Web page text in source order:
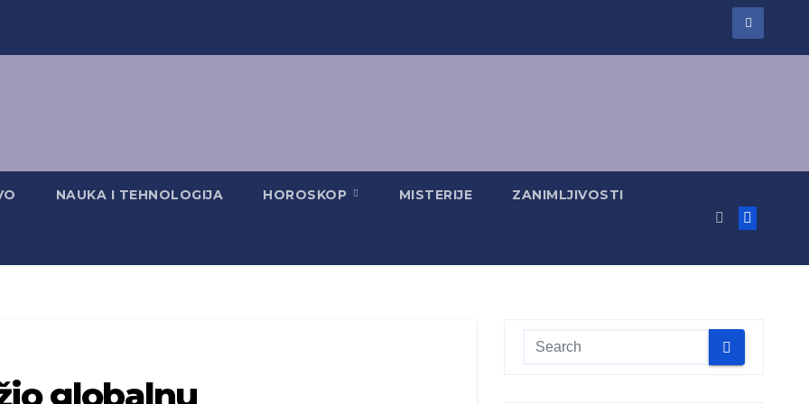
NAUKA I TEHNOLOGIJA HOROSKOP MISTERIJE ZANIMLJIVOSTI
globalnu